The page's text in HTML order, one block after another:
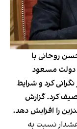
روحانی با
در هشدار به دولت مسعود
کرد و شرایط
نگران‌کننده‌تر» از آبان ۹۸ توصیف کرد. گزارش
هشدار نسبت به